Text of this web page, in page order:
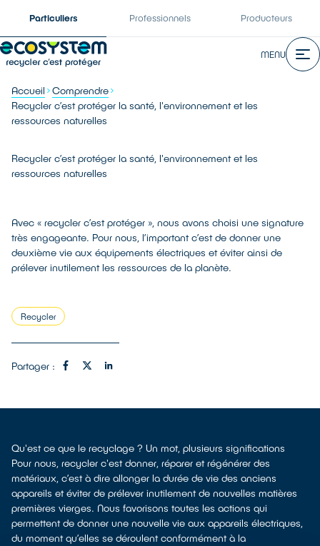
Particuliers Professionnels Producteurs
MENU
Accueil
Comprendre
Recycler c’est protéger la santé, l'environnement et les
ressources naturelles
Recycler c’est protéger la santé, l'environnement et les
ressources naturelles
Avec « recycler c’est protéger », nous avons choisi une signature
très engageante. Pour nous, l’important c’est de donner une
deuxième vie aux équipements électriques et éviter ainsi de
prélever inutilement les ressources de la planète.
Recycler
Partager :
Qu'est ce que le recyclage ? Un mot, plusieurs significations
Pour nous, recycler c'est donner, réparer et régénérer des
matériaux, c’est à dire allonger la durée de vie des anciens
appareils et éviter de prélever inutilement de nouvelles matières
premières vierges. Nous favorisons toutes les actions qui
permettent de donner une nouvelle vie aux appareils électriques,
du moment qu’elles se déroulent conformément à la